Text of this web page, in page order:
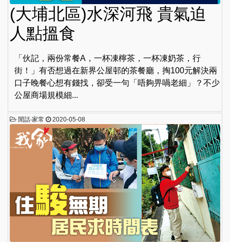
(大埔北區)水深河飛 貴氣迫
人點搵食
「伙記，兩份常餐A，一杯凍檸茶，一杯凍奶茶，行
街！」有否想過在新界公屋邨的茶餐廳，掏100元解決兩
口子晚餐心想有錢找，卻受一句「唔夠畀喎老細」？不少
公屋商場規模細...
閒話‧家常 2020-05-08